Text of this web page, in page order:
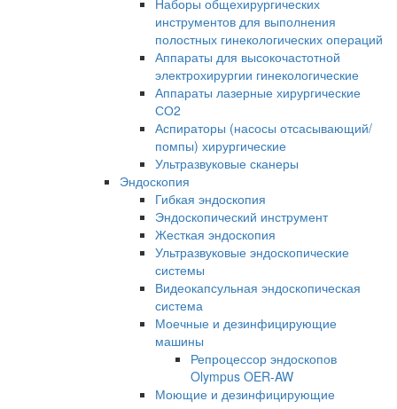
инструментов для выполнения
полостных гинекологических операций
Аппараты для высокочастотной
электрохирургии гинекологические
Аппараты лазерные хирургические
СО2
Аспираторы (насосы отсасывающий/
помпы) хирургические
Ультразвуковые сканеры
Эндоскопия
Гибкая эндоскопия
Эндоскопический инструмент
Жесткая эндоскопия
Ультразвуковые эндоскопические
системы
Видеокапсульная эндоскопическая
система
Моечные и дезинфицирующие
машины
Репроцессор эндоскопов
Olympus OER-AW
Моющие и дезинфицирующие